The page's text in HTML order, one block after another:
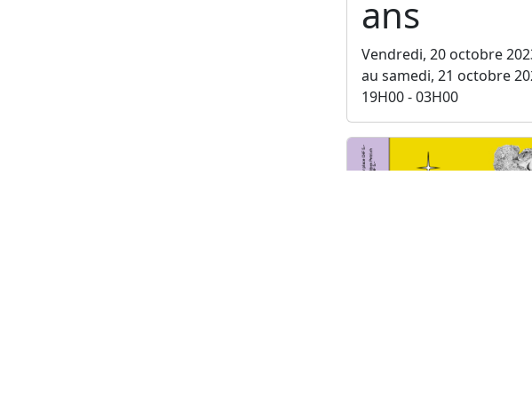
ans
Vendredi, 20 octobre
au samedi, 21 octobre
19H00 - 03H00